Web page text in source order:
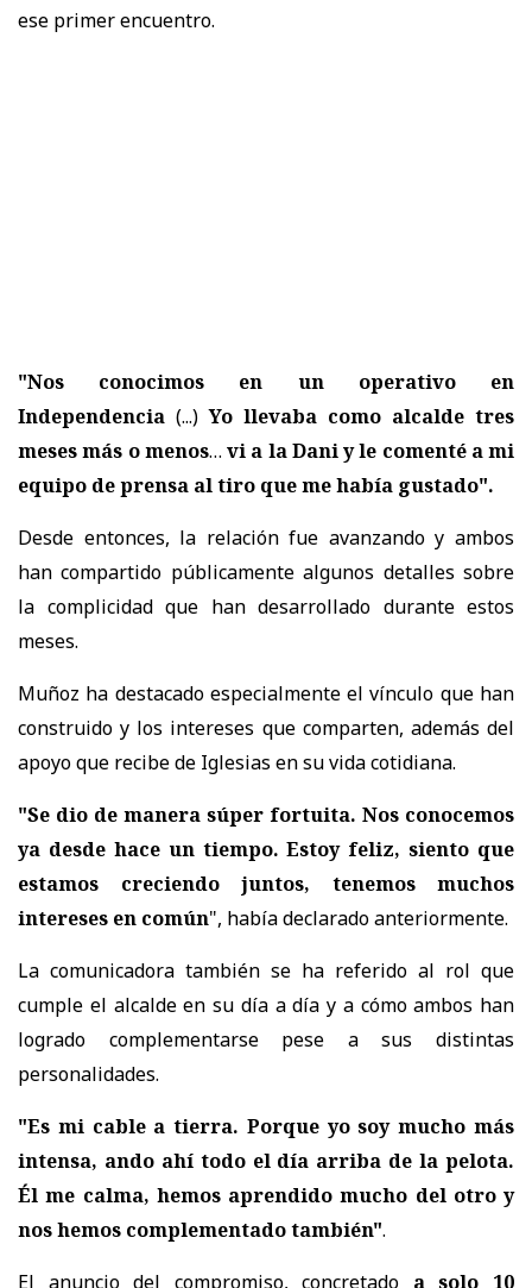
ese primer encuentro.
"Nos conocimos en un operativo en
Independencia (...)Yo llevaba como alcalde tres
meses más o menos… vi a la Dani y le comenté a mi
equipo de prensa al tiro que me había gustado".
Desde entonces, la relación fue avanzando y ambos
han compartido públicamente algunos detalles sobre
la complicidad que han desarrollado durante estos
meses.
Muñoz ha destacado especialmente el vínculo que han
construido y los intereses que comparten, además del
apoyo que recibe de Iglesias en su vida cotidiana.
"Se dio de manera súper fortuita. Nos conocemos
ya desde hace un tiempo. Estoy feliz, siento que
estamos creciendo juntos, tenemos muchos
intereses en común", había declarado anteriormente.
La comunicadora también se ha referido al rol que
cumple el alcalde en su día a día y a cómo ambos han
logrado complementarse pese a sus distintas
personalidades.
"Es mi cable a tierra. Porque yo soy mucho más
intensa, ando ahí todo el día arriba de la pelota.
Él me calma, hemos aprendido mucho del otro y
nos hemos complementado también".
El anuncio del compromiso, concretado a solo 10